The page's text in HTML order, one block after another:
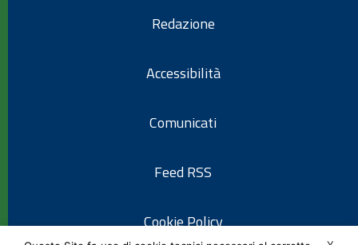
Redazione
Accessibilità
Comunicati
Feed RSS
Cookie Policy